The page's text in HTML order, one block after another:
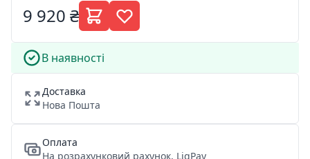
9 920 ₴
В наявності
Доставка
Нова Пошта
Оплата
На розрахунковий рахунок, LiqPay